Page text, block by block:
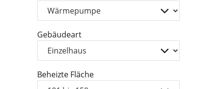
Gebäudeart
Beheizte Fläche